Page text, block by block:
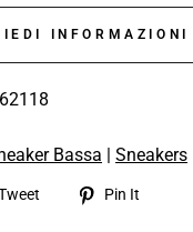
INFORMAZIONI
Bassa Sneakers
Tweet
Pin It